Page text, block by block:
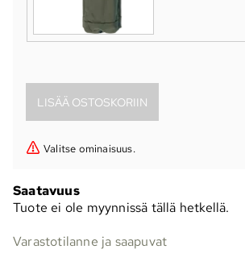
Valitse ominaisuus.
Saatavuus
Tuote ei ole myynnissä tällä hetkellä.
Varastotilanne ja saapuvat